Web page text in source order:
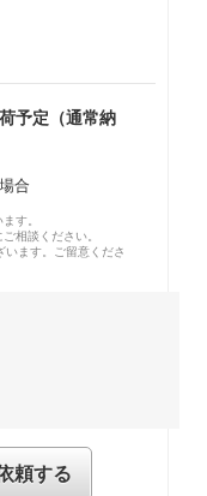
予定（通常納
合
す。
相談ください。
ます。ご留意くださ
頼する